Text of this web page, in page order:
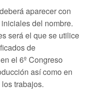
aparecer con
del nombre.
será el que se utilice
de
el 6º Congreso
así como en
trabajos.